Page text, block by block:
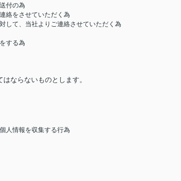
付の為
絡をさせていただく為
して、当社よりご連絡させていただく為
する為
ならないものとします。
人情報を収集する行為